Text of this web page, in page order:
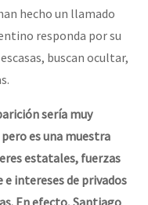
hecho un llamado
responda por su
buscan ocultar,
sería muy
es una muestra
estatales, fuerzas
intereses de privados
En efecto,Santiago